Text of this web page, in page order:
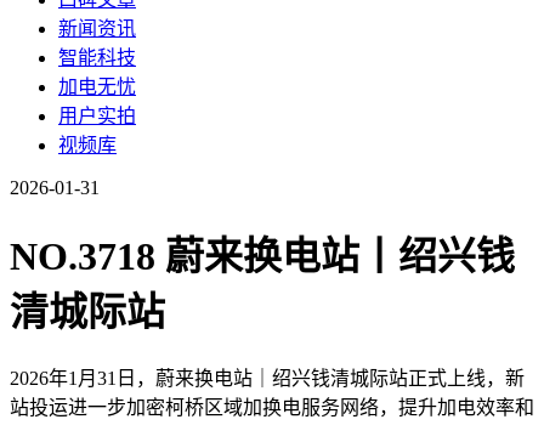
新闻资讯
智能科技
加电无忧
用户实拍
视频库
2026-01-31
NO.3718 蔚来换电站丨绍兴钱
清城际站
2026年1月31日，蔚来换电站｜绍兴钱清城际站正式上线，新
站投运进一步加密柯桥区域加换电服务网络，提升加电效率和